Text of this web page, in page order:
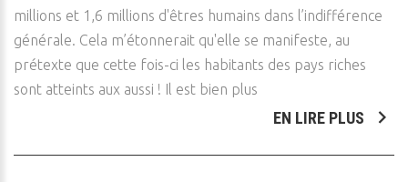
millions et 1,6 millions d'êtres humains dans l’indifférence
générale. Cela m’étonnerait qu'elle se manifeste, au
prétexte que cette fois-ci les habitants des pays riches
sont atteints aux aussi ! Il est bien plus
EN LIRE PLUS